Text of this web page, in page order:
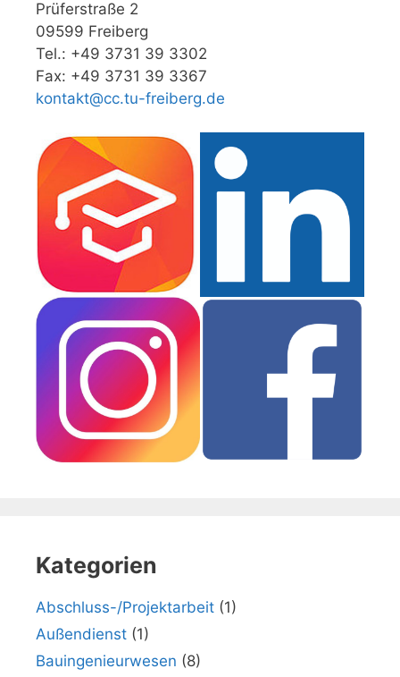
Prüferstraße 2
09599 Freiberg
Tel.: +49 3731 39 3302
Fax: +49 3731 39 3367
kontakt@cc.tu-freiberg.de
Kategorien
Abschluss-/Projektarbeit (1)
Außendienst (1)
Bauingenieurwesen (8)